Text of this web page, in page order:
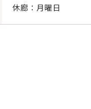
休廊：月曜日